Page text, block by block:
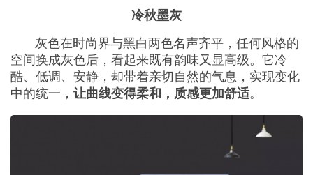
冷秋墨灰
灰色在时尚界与黑白两色名声齐平，任何风格的
空间换成灰色后，看起来既有韵味又显高级。它冷
酷、低调、安静，却带着亲切自然的气息，实现变化
中的统一， 让曲线变得柔和，质感更加舒适。